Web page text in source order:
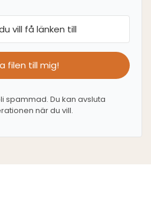
filen till mig!
spammad. Du kan avsluta
när du vill.